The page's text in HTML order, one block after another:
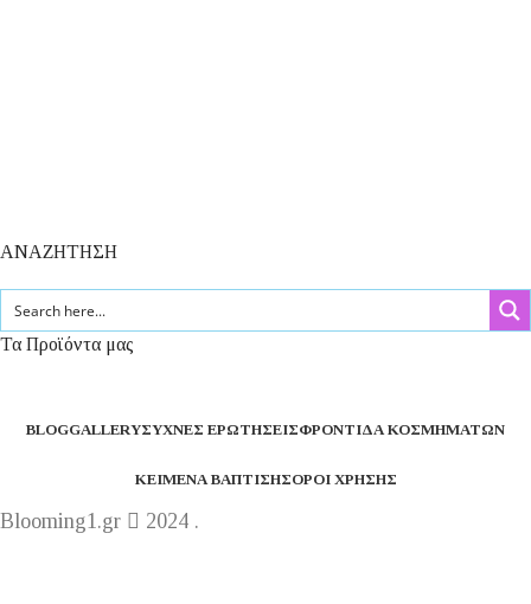
ΑΝΑΖΗΤΗΣΗ
Τα Προϊόντα μας
BLOGGALLERYΣΥΧΝΈΣ ΕΡΩΤΉΣΕΙΣΦΡΟΝΤΊΔΑ ΚΟΣΜΗΜΆΤΩΝ
ΚΕΊΜΕΝΑ ΒΆΠΤΙΣΗΣΌΡΟΙ ΧΡΉΣΗΣ
Blooming1.gr
2024 .